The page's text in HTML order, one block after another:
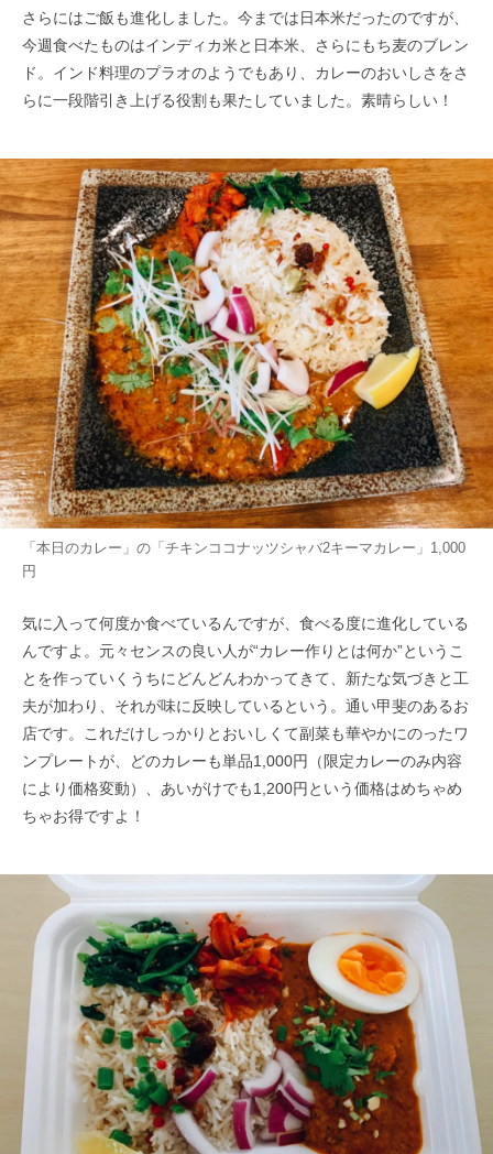
さらにはご飯も進化しました。今までは日本米だったのですが、
今週食べたものはインディカ米と日本米、さらにもち麦のブレン
ド。​インド料理のプラオのようでもあり、カレーのおいしさをさ
らに一段階引き上げる役割も果たしていました。素晴らしい！​
「本日のカレー」の「チキンココナッツシャバ2キーマカレー」1,000
円
気に入って何度か食べているんですが、食べる度に進化している
んですよ。元々センスの良い人が“カレー作りとは何か”というこ
とを作っていくうち​にどんどんわかってきて、新たな気づきと工
夫が加わり、それが味に反映しているという。通い甲斐のあるお
店です。​これだけしっかりとおいしくて副菜も華やかにのったワ
ンプレートが、どのカレーも単品1,000円（限定カレーのみ内容
により価格変動）、​あいがけでも1,200円という価格はめちゃめ
ちゃお得ですよ！​